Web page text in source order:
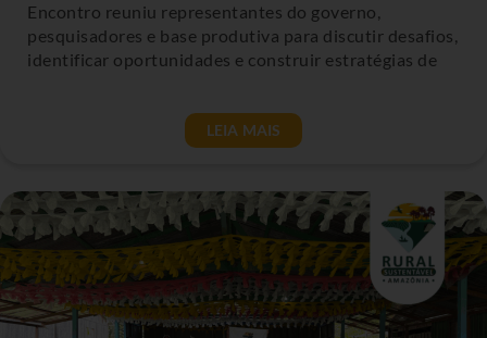
Encontro reuniu representantes do governo,
pesquisadores e base produtiva para discutir desafios,
identificar oportunidades e construir estratégias de
LEIA MAIS